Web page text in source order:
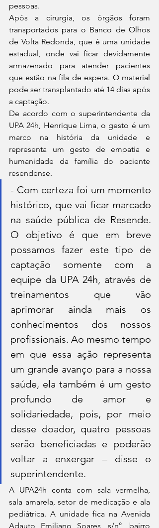
pessoas.
Após a cirurgia, os órgãos foram
transportados para o Banco de Olhos
de Volta Redonda, que é uma unidade
estadual, onde vai ficar devidamente
armazenado para atender pacientes
que estão na fila de espera. O material
pode ser transplantado até 14 dias após
a captação.
De acordo com o superintendente da
UPA 24h, Henrique Lima, o gesto é um
marco na história da unidade e
representa um gesto de empatia e
humanidade da família do paciente
resendense.
- Com certeza foi um momento
histórico, que vai ficar marcado
na saúde pública de Resende.
O objetivo é que em breve
possamos fazer este tipo de
captação somente com a
equipe da UPA 24h, através de
treinamentos que vão
aprimorar ainda mais os
conhecimentos dos nossos
profissionais. Ao mesmo tempo
em que essa ação representa
um grande avanço para a nossa
saúde, ela também é um gesto
profundo de amor e
solidariedade, pois, por meio
desse doador, quatro pessoas
serão beneficiadas e poderão
voltar a enxergar – disse o
superintendente.
A UPA24h conta com sala vermelha,
sala amarela, setor de medicação e ala
pediátrica. A unidade fica na Avenida
Adauto Emiliano Soares, s/n°, bairro